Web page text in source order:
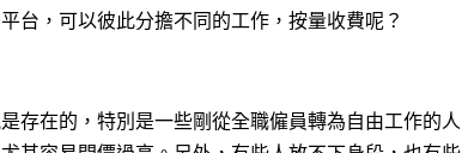
台，可以彼此分擔不同的工作，按量收費呢？
存在的，特別是一些剛從全職僱員轉為自由工作的人